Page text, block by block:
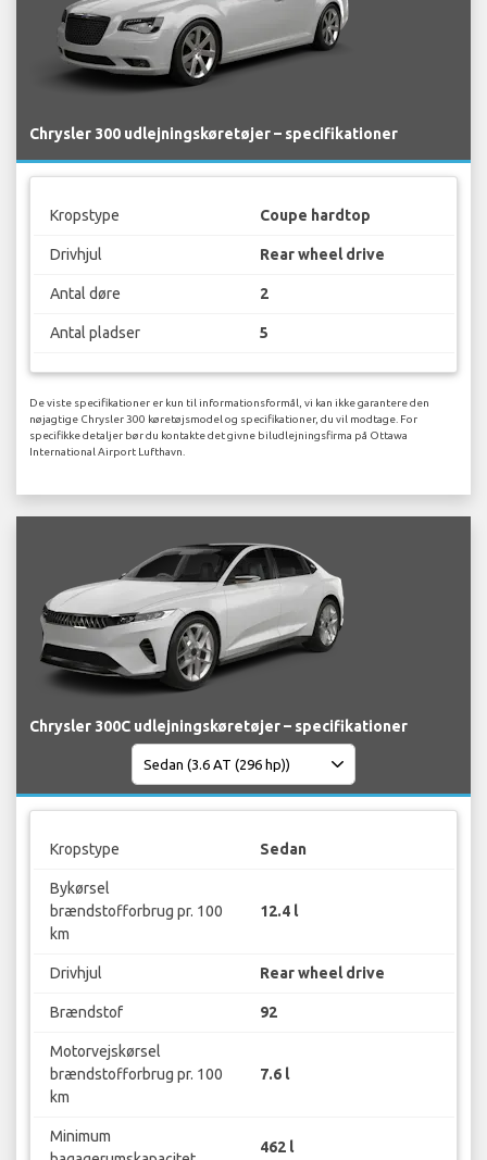
Chrysler 300 udlejningskøretøjer – specifikationer
Kropstype Coupe hardtop
Drivhjul Rear wheel drive
Antal døre 2
Antal pladser 5
De viste specifikationer er kun til informationsformål, vi kan ikke garantere den
nøjagtige Chrysler 300 køretøjsmodel og specifikationer, du vil modtage. For
specifikke detaljer bør du kontakte det givne biludlejningsfirma på Ottawa
International Airport Lufthavn.
Chrysler 300C udlejningskøretøjer – specifikationer
Kropstype Sedan
Bykørsel
brændstofforbrug pr. 100
km
12.4 l
Drivhjul Rear wheel drive
Brændstof 92
Motorvejskørsel
brændstofforbrug pr. 100
km
7.6 l
Minimum
462 l